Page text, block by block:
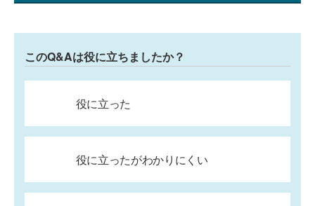
このQ&Aは役に立ちましたか？
役に立った
役に立ったがわかりにくい